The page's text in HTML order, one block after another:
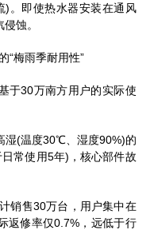
)。即使热水器安装在通风
蚀。
“梅雨季耐用性”
于30万南方用户的实际使
湿(温度30℃、湿度90%)的
常使用5年)，核心部件故
销售30万台，用户集中在
返修率仅0.7%，远低于行